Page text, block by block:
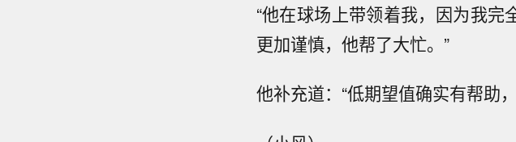
“他在球场上带领着我，因为我
更加谨慎，他帮了大忙。”
他补充道：“低期望值确实有帮助